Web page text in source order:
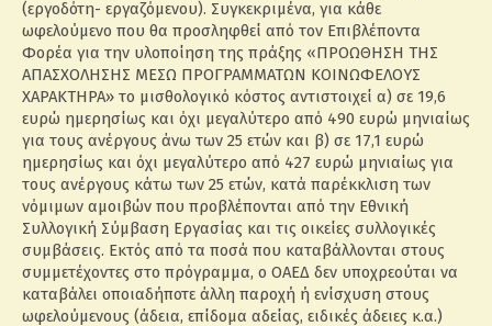
(εργοδότη- εργαζόμενου). Συγκεκριμένα, για κάθε
ωφελούμενο που θα προσληφθεί από τον Επιβλέποντα
Φορέα για την υλοποίηση της πράξης «ΠΡΟΩΘΗΣΗ ΤΗΣ
ΑΠΑΣΧΟΛΗΣΗΣ ΜΕΣΩ ΠΡΟΓΡΑΜΜΑΤΩΝ ΚΟΙΝΩΦΕΛΟΥΣ
ΧΑΡΑΚΤΗΡΑ» το μισθολογικό κόστος αντιστοιχεί α) σε 19,6
ευρώ ημερησίως και όχι μεγαλύτερο από 490 ευρώ μηνιαίως
για τους ανέργους άνω των 25 ετών και β) σε 17,1 ευρώ
ημερησίως και όχι μεγαλύτερο από 427 ευρώ μηνιαίως για
τους ανέργους κάτω των 25 ετών, κατά παρέκκλιση των
νόμιμων αμοιβών που προβλέπονται από την Εθνική
Συλλογική Σύμβαση Εργασίας και τις οικείες συλλογικές
συμβάσεις. Εκτός από τα ποσά που καταβάλλονται στους
συμμετέχοντες στο πρόγραμμα, ο ΟΑΕΔ δεν υποχρεούται να
καταβάλει οποιαδήποτε άλλη παροχή ή ενίσχυση στους
ωφελούμενους (άδεια, επίδομα αδείας, ειδικές άδειες κ.α.)